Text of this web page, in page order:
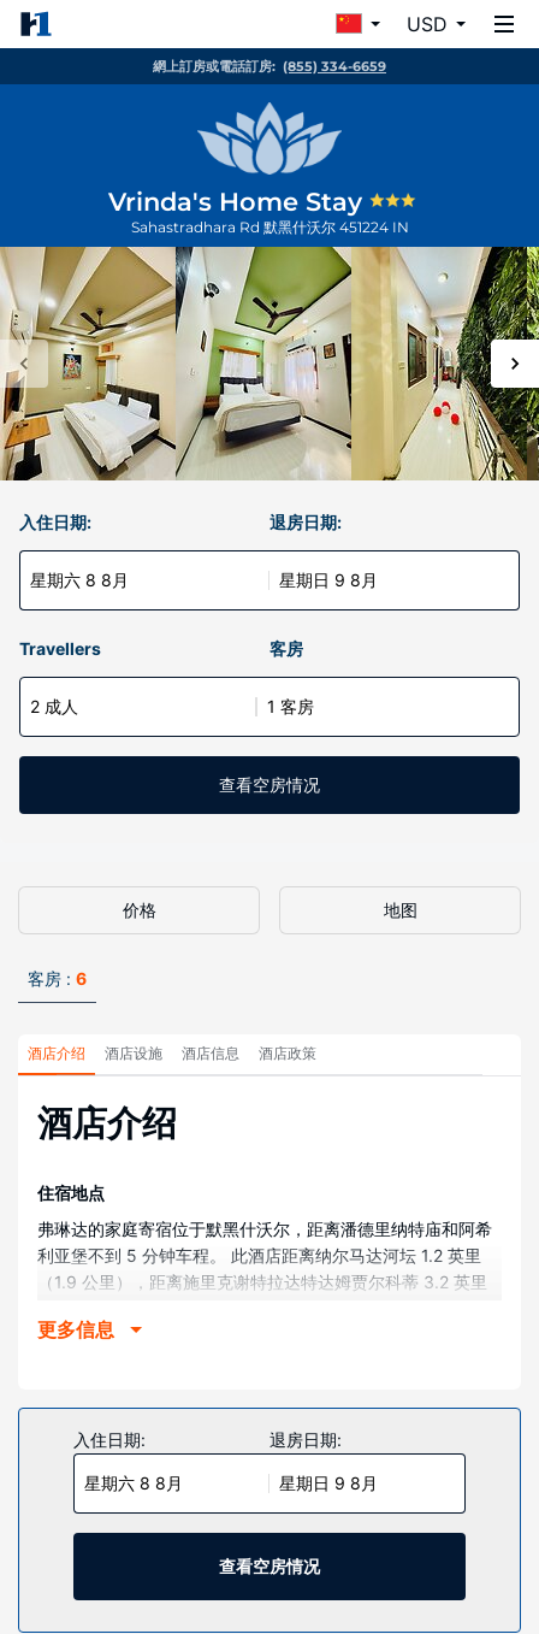
USD
網上訂房或電話訂房: (855) 334-6659
Vrinda's Home Stay
Sahastradhara Rd 默黑什沃尔 451224 IN
入住日期:
星期六 8 8月
退房日期:
星期日 9 8月
Travellers 客房
2 成人 1 客房
查看空房情况
价格 地图
客房 : 6
酒店介绍 酒店设施 酒店信息 酒店政策
酒店介绍
住宿地点
弗琳达的家庭寄宿位于默黑什沃尔，距离潘德里纳特庙和阿希
利亚堡不到 5 分钟车程。 此酒店距离纳尔马达河坛 1.2 英里
（1.9 公里），距离施里克谢特拉达特达姆贾尔科蒂 3.2 英里
客房
线网络，方便您与朋友保持联系。浴室提供淋浴设施和免费洗
浴用品。
您可利用免费 WiFi和旅游/票务服务等便利服务和设施。
每日 08:00 至 10:00 提供免费的全套早餐。
更多信息
入住日期:
星期六 8 8月
退房日期:
星期日 9 8月
查看空房情况